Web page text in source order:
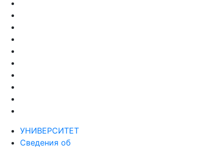
УНИВЕРСИТЕТ
Сведения об